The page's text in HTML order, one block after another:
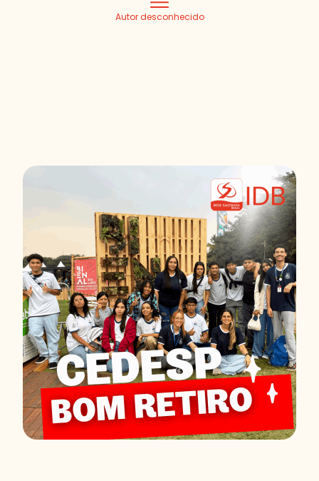
Autor desconhecido